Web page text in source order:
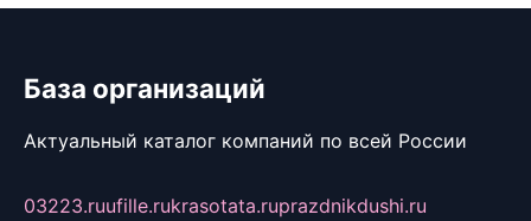
База организаций
Актуальный каталог компаний по всей России
03223.ruufille.rukrasotata.ruprazdnikdushi.ru